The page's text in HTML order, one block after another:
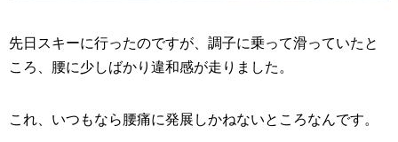
先日スキーに行ったのですが、調子に乗って滑っていたと
ころ、腰に少しばかり違和感が走りました。
これ、いつもなら腰痛に発展しかねないところなんです。